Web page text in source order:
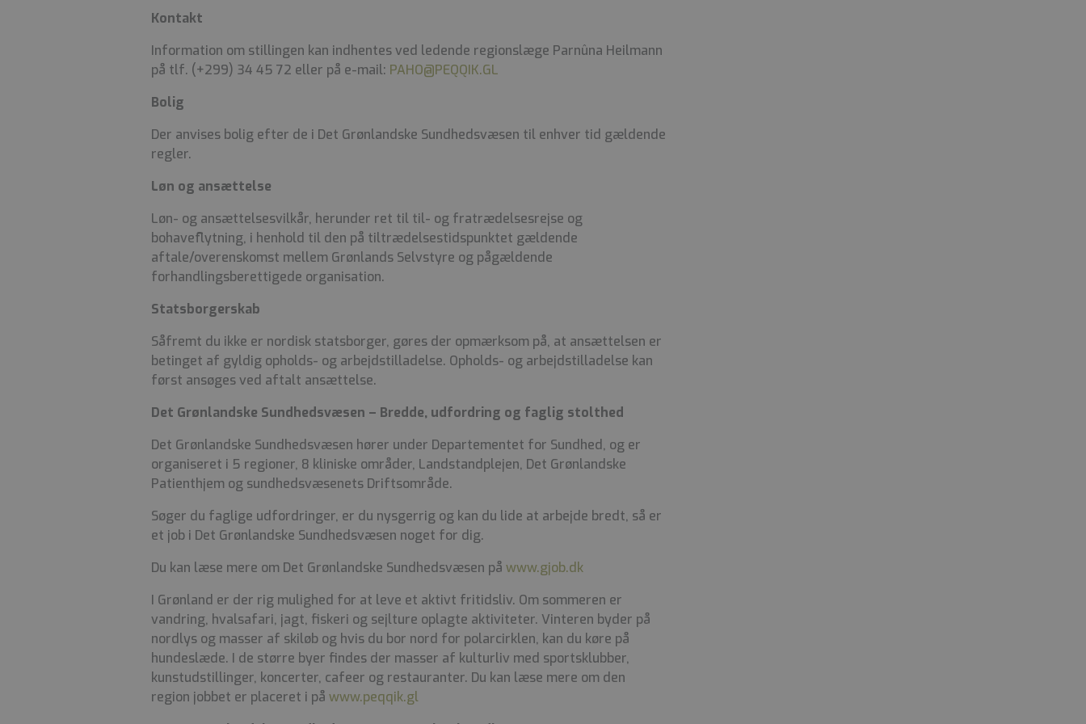
Kontakt
Information om stillingen kan indhentes ved ledende regionslæge Parnûna Heilmann
på tlf. (+299) 34 45 72 eller på e-mail: PAHO@PEQQIK.GL
Bolig
Der anvises bolig efter de i Det Grønlandske Sundhedsvæsen til enhver tid gældende
regler.
Løn og ansættelse
Løn- og ansættelsesvilkår, herunder ret til til- og fratrædelsesrejse og
bohaveflytning, i henhold til den på tiltrædelsestidspunktet gældende
aftale/overenskomst mellem Grønlands Selvstyre og pågældende
forhandlingsberettigede organisation.
Statsborgerskab
Såfremt du ikke er nordisk statsborger, gøres der opmærksom på, at ansættelsen er
betinget af gyldig opholds- og arbejdstilladelse. Opholds- og arbejdstilladelse kan
først ansøges ved aftalt ansættelse.
Det Grønlandske Sundhedsvæsen – Bredde, udfordring og faglig stolthed
Det Grønlandske Sundhedsvæsen hører under Departementet for Sundhed, og er
organiseret i 5 regioner, 8 kliniske områder, Landstandplejen, Det Grønlandske
Patienthjem og sundhedsvæsenets Driftsområde.
Søger du faglige udfordringer, er du nysgerrig og kan du lide at arbejde bredt, så er
et job i Det Grønlandske Sundhedsvæsen noget for dig.
Du kan læse mere om Det Grønlandske Sundhedsvæsen på www.gjob.dk
I Grønland er der rig mulighed for at leve et aktivt fritidsliv. Om sommeren er
vandring, hvalsafari, jagt, fiskeri og sejlture oplagte aktiviteter. Vinteren byder på
nordlys og masser af skiløb og hvis du bor nord for polarcirklen, kan du køre på
hundeslæde. I de større byer findes der masser af kulturliv med sportsklubber,
kunstudstillinger, koncerter, cafeer og restauranter. Du kan læse mere om den
region jobbet er placeret i på www.peqqik.gl